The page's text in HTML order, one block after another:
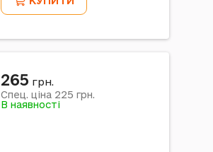
265 грн.
Спец. ціна 225 грн.
В наявності